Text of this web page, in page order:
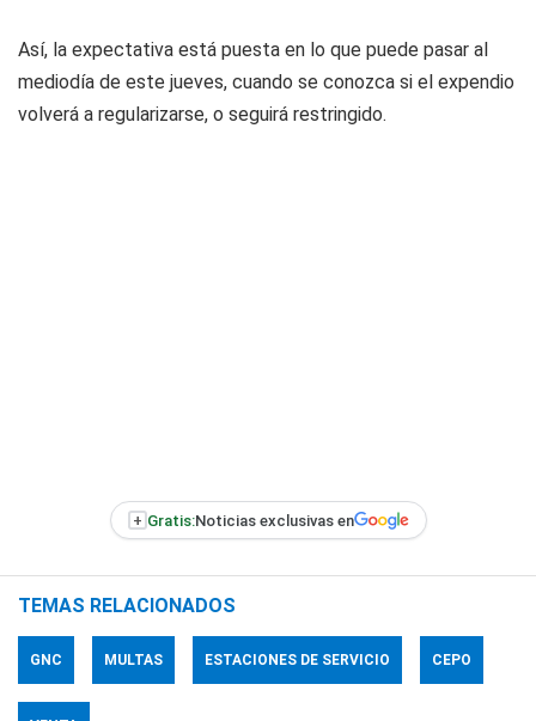
Así, la expectativa está puesta en lo que puede pasar al
mediodía de este jueves, cuando se conozca si el expendio
volverá a regularizarse, o seguirá restringido.
+ Gratis:Noticias exclusivas en
TEMAS RELACIONADOS
GNC MULTAS ESTACIONES DE SERVICIO CEPO